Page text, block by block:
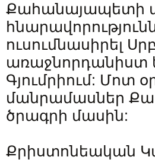
Քահանայապետի
ուսումնասիրել
առաջնորդանիստ
Գյումրիում: Մոտ
մանրամասներ
ծրագրի մասին:
Քրիստոնեական